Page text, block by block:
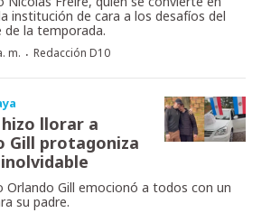
institución de cara a los desafíos del
la temporada.
m. · Redacción D10
llorar a
Gill protagoniza
Orlando Gill emocionó a todos con un
su padre.